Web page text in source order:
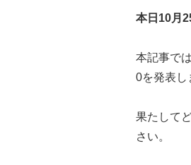
本日10月
本記事で
0を発表し
果たして
さい。